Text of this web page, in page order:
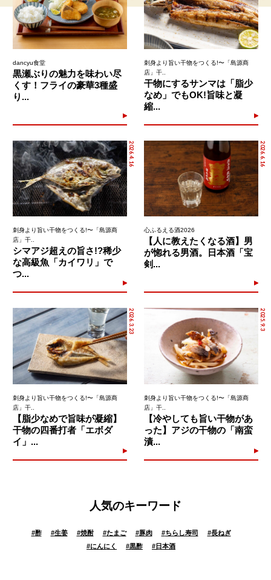
dancyu食堂
黒瀬ぶりの魅力を味わい尽
くす！フライの豪華3種盛
り...
刺身より旨い干物をつくる!〜「島源商
店」干..
干物にするサンマは「脂少
なめ」でもOK!旨味と凝
縮...
2026.4.16
刺身より旨い干物をつくる!〜「島源商
店」干..
シマアジ超えの旨さ!?稀少
な高級魚「カイワリ」で
つ...
2026.6.16
心ふるえる酒2026
【人に教えたくなる酒】男
が惚れる男酒。日本酒「宝
剣...
2026.3.23
刺身より旨い干物をつくる!〜「島源商
店」干..
【脂少なめで旨味が凝縮】
干物の四番打者「エボダ
イ」...
2025.9.3
刺身より旨い干物をつくる!〜「島源商
店」干..
【冷やしても旨い干物があ
った】アジの干物の「南蛮
漬...
人気のキーワード
#酢 #生姜 #焼酎 #たまご #豚肉 #ちらし寿司 #長ねぎ
#にんにく #黒酢 #日本酒